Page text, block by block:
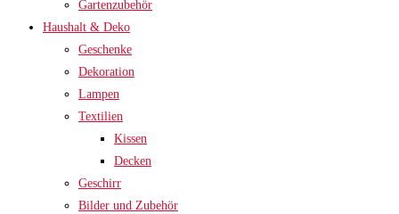
Gartenzubehör
Haushalt & Deko
Geschenke
Dekoration
Lampen
Textilien
Kissen
Decken
Geschirr
Bilder und Zubehör